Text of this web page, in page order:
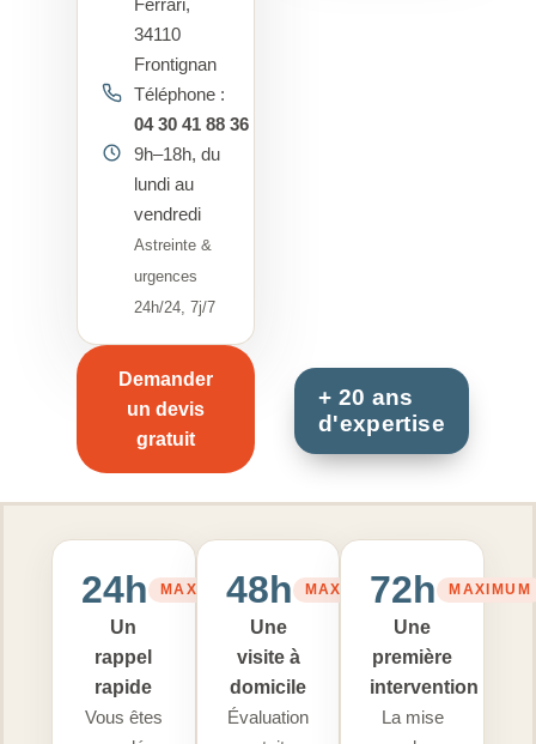
Ferrari,
34110
Frontignan
Téléphone :
04 30 41 88 36
9h–18h, du
lundi au
vendredi
Astreinte &
urgences
24h/24, 7j/7
Demander
un devis
gratuit
24h MAXIMUM
Un
rappel
rapide
Vous êtes
48h MAXIMUM
Une
visite à
domicile
Évaluation
72h MAXIMUM
Une
première
intervention
La mise